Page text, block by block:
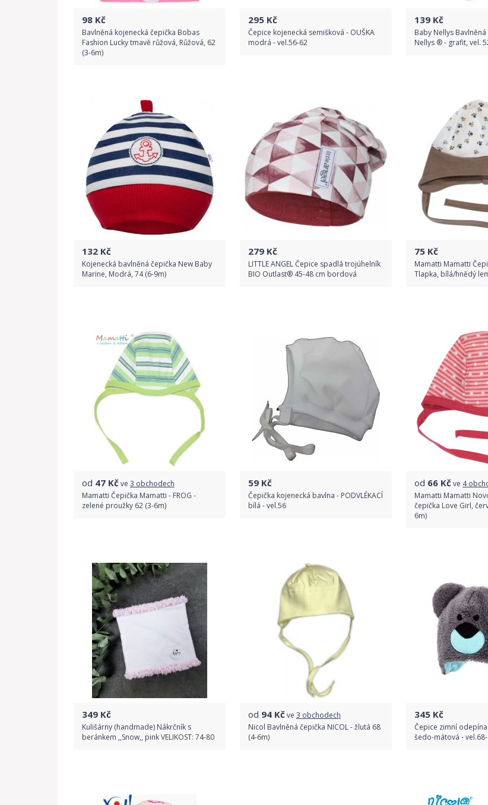
98 Kč
Bavlněná kojenecká čepička Bobas
Fashion Lucky tmavě růžová, Růžová, 62
(3-6m)
Detail produktu
295 Kč
Čepice kojenecká semišková - OUŠKA
modrá - vel.56-62
Detail produktu
139 Kč
Baby Nellys
Nellys ® - grafit, vel.
Detail
132 Kč
Kojenecká bavlněná čepička New Baby
Marine, Modrá, 74 (6-9m)
Detail produktu
279 Kč
LITTLE ANGEL Čepice spadlá trojúhelník
BIO Outlast® 45-48 cm bordová
Detail produktu
75 Kč
Mamatti Mamatti
Tlapka, bílá/hnědý
Detail
od 47 Kčve 3 obchodech
Mamatti Čepička Mamatti - FROG -
zelené proužky 62 (3-6m)
59 Kč
Čepička kojenecká bavlna - PODVLÉKACÍ
bílá - vel.56
Detail produktu
od 66 Kčve 4
Mamatti Mamatti
čepička Love Girl,
6m)
349 Kč
Kulišárny (handmade) Nákrčník s
beránkem ,,Snow,, pink VELIKOST: 74-80
Detail produktu
od 94 Kčve 3 obchodech
Nicol Bavlněná čepička NICOL - žlutá 68
(4-6m)
345 Kč
Čepice zimní
šedo-mátová -
Detail